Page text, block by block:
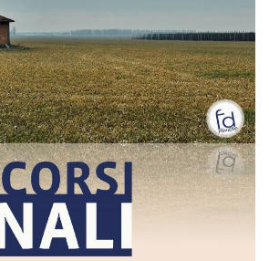
EXTRA
LIBRI PROCEEDINGS PUBBLICITÀ CONTATTI
SOCIAL MEDIA